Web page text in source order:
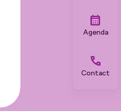
Agenda
Contact